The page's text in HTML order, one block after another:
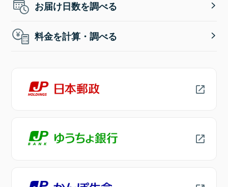
お届け日数を調べる
料金を計算・調べる